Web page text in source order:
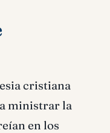
cristiana
ministrar la
en los